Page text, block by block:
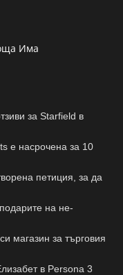
Има
за Starfield в
е насрочена за 10
петиция, за да
на не-
магазин за търговия
в Persona 3